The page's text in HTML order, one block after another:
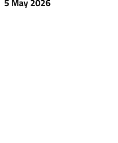
5 May 2026